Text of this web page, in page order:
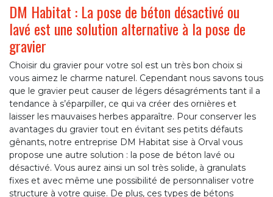
DM Habitat : La pose de béton désactivé ou
lavé est une solution alternative à la pose de
gravier
Choisir du gravier pour votre sol est un très bon choix si
vous aimez le charme naturel. Cependant nous savons tous
que le gravier peut causer de légers désagréments tant il a
tendance à s’éparpiller, ce qui va créer des ornières et
laisser les mauvaises herbes apparaître. Pour conserver les
avantages du gravier tout en évitant ses petits défauts
gênants, notre entreprise DM Habitat sise à Orval vous
propose une autre solution : la pose de béton lavé ou
désactivé. Vous aurez ainsi un sol très solide, à granulats
fixes et avec même une possibilité de personnaliser votre
structure à votre guise. De plus, ces types de bétons